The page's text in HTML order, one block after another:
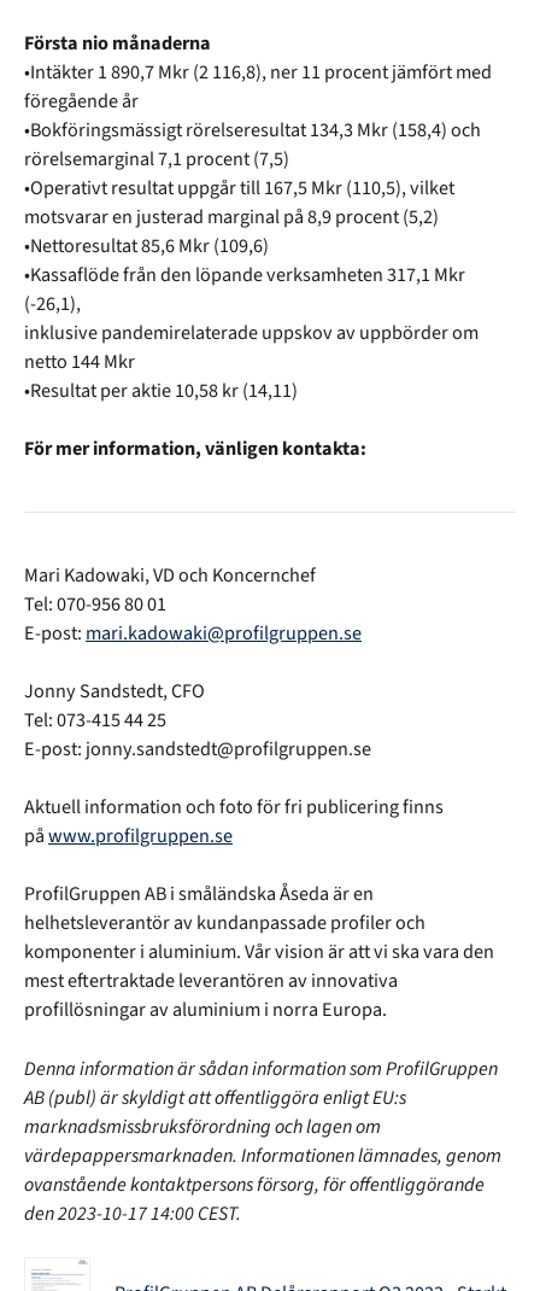
Första nio månaderna
•Intäkter 1 890,7 Mkr (2 116,8), ner 11 procent jämfört med
föregående år
•Bokföringsmässigt rörelseresultat 134,3 Mkr (158,4) och
rörelsemarginal 7,1 procent (7,5)
•Operativt resultat uppgår till 167,5 Mkr (110,5), vilket
motsvarar en justerad marginal på 8,9 procent (5,2)
•Nettoresultat 85,6 Mkr (109,6)
•Kassaflöde från den löpande verksamheten 317,1 Mkr
(-26,1),
inklusive pandemirelaterade uppskov av uppbörder om
netto 144 Mkr
•Resultat per aktie 10,58 kr (14,11)
För mer information, vänligen kontakta:
Mari Kadowaki, VD och Koncernchef
Tel: 070-956 80 01
E-post: mari.kadowaki@profilgruppen.se
Jonny Sandstedt, CFO
Tel: 073-415 44 25
E-post: jonny.sandstedt@profilgruppen.se
Aktuell information och foto för fri publicering finns
påwww.profilgruppen.se
ProfilGruppen AB i småländska Åseda är en
helhetsleverantör av kundanpassade profiler och
komponenter i aluminium. Vår vision är att vi ska vara den
mest eftertraktade leverantören av innovativa
profillösningar av aluminium i norra Europa.
Denna information är sådan information som ProfilGruppen
AB (publ) är skyldigt att offentliggöra enligt EU:s
marknadsmissbruksförordning och lagen om
värdepappersmarknaden. Informationen lämnades, genom
ovanstående kontaktpersons försorg, för offentliggörande
den 2023-10-17 14:00 CEST.